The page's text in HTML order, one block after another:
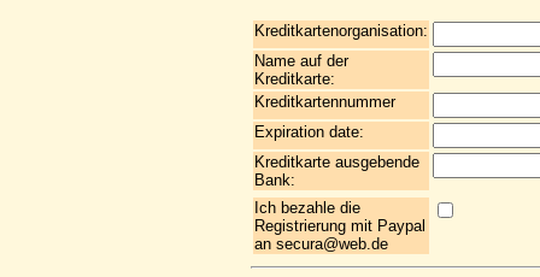
Kreditkartenorganisation:
Name auf der
Kreditkarte:
Kreditkartennummer
Expiration date:
Kreditkarte ausgebende
Bank:
Ich bezahle die
Registrierung mit Paypal
an secura@web.de